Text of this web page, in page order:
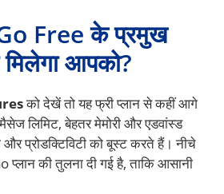
Free के प्रमुख
मिलेगा आपको?
को देखें तो यह फ्री प्लान से कहीं आगे
लिमिट, बेहतर मेमोरी और एडवांस्ड
और प्रोडक्टिविटी को बूस्ट करते हैं। नीचे
प्लान की तुलना दी गई है, ताकि आसानी